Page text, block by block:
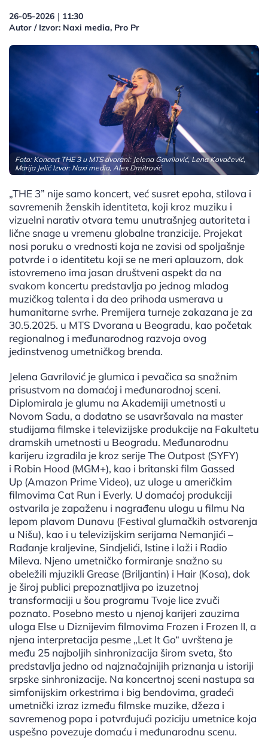
26-05-2026 | 11:30
Autor / Izvor: Naxi media, Pro Pr
Foto: Koncert THE 3 u MTS dvorani: Jelena Gavrilović, Lena Kovačević,
Marija Jelić Izvor: Naxi media, Alex Dmitrović
„THE 3” nije samo koncert, već susret epoha, stilova i
savremenih ženskih identiteta, koji kroz muziku i
vizuelni narativ otvara temu unutrašnjeg autoriteta i
lične snage u vremenu globalne tranzicije. Projekat
nosi poruku o vrednosti koja ne zavisi od spoljašnje
potvrde i o identitetu koji se ne meri aplauzom, dok
istovremeno ima jasan društveni aspekt da na
svakom koncertu predstavlja po jednog mladog
muzičkog talenta i da deo prihoda usmerava u
humanitarne svrhe. Premijera turneje zakazana je za
30.5.2025. u MTS Dvorana u Beogradu, kao početak
regionalnog i međunarodnog razvoja ovog
jedinstvenog umetničkog brenda.
Jelena Gavrilović je glumica i pevačica sa snažnim
prisustvom na domaćoj i međunarodnoj sceni.
Diplomirala je glumu na Akademiji umetnosti u
Novom Sadu, a dodatno se usavršavala na master
studijama filmske i televizijske produkcije na Fakultetu
dramskih umetnosti u Beogradu. Međunarodnu
karijeru izgradila je kroz serije The Outpost (SYFY)
i Robin Hood (MGM+), kao i britanski film Gassed
Up (Amazon Prime Video), uz uloge u američkim
filmovima Cat Run i Everly. U domaćoj produkciji
ostvarila je zapaženu i nagrađenu ulogu u filmu Na
lepom plavom Dunavu (Festival glumačkih ostvarenja
u Nišu), kao i u televizijskim serijama Nemanjići –
Rađanje kraljevine, Sindjelići, Istine i laži i Radio
Mileva. Njeno umetničko formiranje snažno su
obeležili mjuzikli Grease (Briljantin) i Hair (Kosa), dok
je široj publici prepoznatljiva po izuzetnoj
transformaciji u šou programu Tvoje lice zvuči
poznato. Posebno mesto u njenoj karijeri zauzima
uloga Else u Diznijevim filmovima Frozen i Frozen II, a
njena interpretacija pesme „Let It Go“ uvrštena je
među 25 najboljih sinhronizacija širom sveta, što
predstavlja jedno od najznačajnijih priznanja u istoriji
srpske sinhronizacije. Na koncertnoj sceni nastupa sa
simfonijskim orkestrima i big bendovima, gradeći
umetnički izraz između filmske muzike, džeza i
savremenog popa i potvrđujući poziciju umetnice koja
uspešno povezuje domaću i međunarodnu scenu.